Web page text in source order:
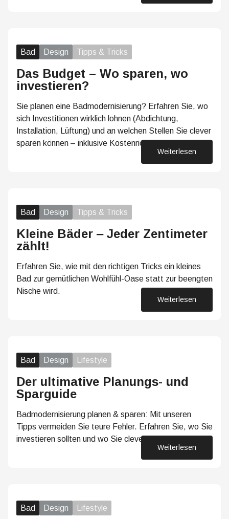
Bad Design Tipps & Tricks
Das Budget – Wo sparen, wo
investieren?
Sie planen eine Badmodernisierung? Erfahren Sie, wo
sich Investitionen wirklich lohnen (Abdichtung,
Installation, Lüftung) und an welchen Stellen Sie clever
sparen können – inklusive Kostenrichtwerten.
Weiterlesen
Bad Design Tipps & Tricks
Kleine Bäder ‒ Jeder Zentimeter
zählt!
Erfahren Sie, wie mit den richtigen Tricks ein kleines
Bad zur gemütlichen Wohlfühl-Oase statt zur beengten
Nische wird.
Weiterlesen
Bad Design Lifestyle
Der ultimative Planungs- und
Sparguide
Badmodernisierung planen & sparen: Mit unseren
Tipps vermeiden Sie teure Fehler. Erfahren Sie, wo Sie
investieren sollten und wo Sie clever sparen können.
Weiterlesen
Bad Design Lifestyle